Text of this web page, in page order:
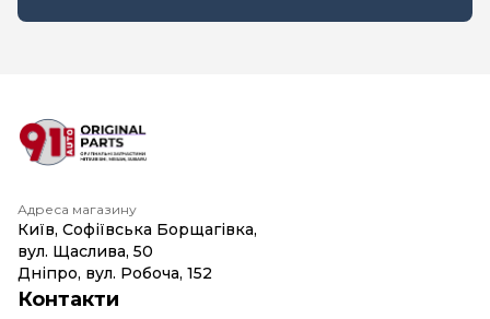
Адреса магазину
Київ, Софіївська Борщагівка,
вул. Щаслива, 50
Дніпро, вул. Робоча, 152
Контакти